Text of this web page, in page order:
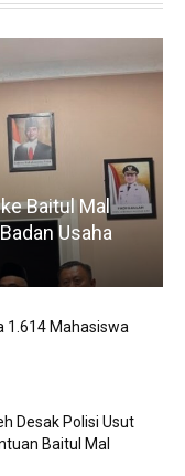
Baitul Mal
Usaha
1.614 Mahasiswa
Desak Polisi Usut
Baitul Mal